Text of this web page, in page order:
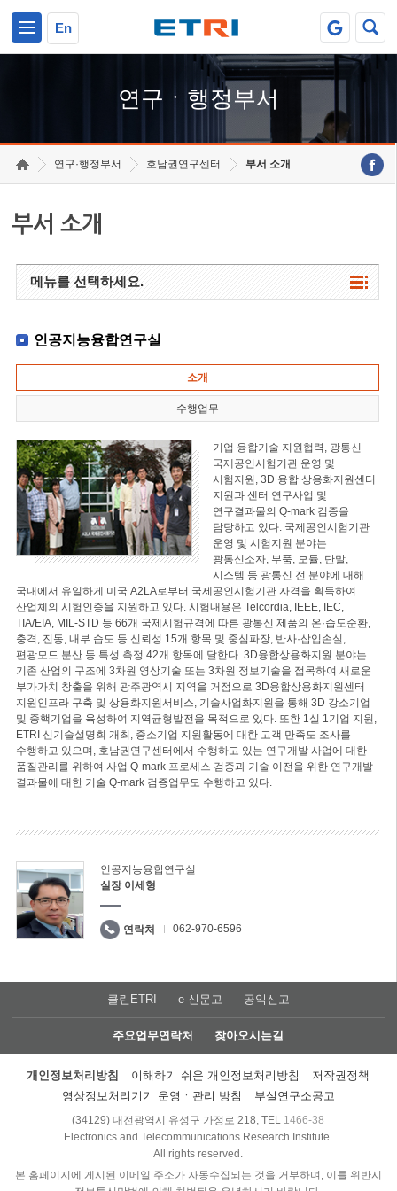
En
연구ㆍ행정부서
연구·행정부서 호남권연구센터 부서 소개
부서 소개
메뉴를 선택하세요.
인공지능융합연구실
소개
수행업무
기업 융합기술 지원협력, 광통신
국제공인시험기관 운영 및
시험지원, 3D 융합 상용화지원센터
지원과 센터 연구사업 및
연구결과물의 Q-mark 검증을
담당하고 있다. 국제공인시험기관
운영 및 시험지원 분야는
광통신소자, 부품, 모듈, 단말,
시스템 등 광통신 전 분야에 대해
국내에서 유일하게 미국 A2LA로부터 국제공인시험기관 자격을 획득하여
산업체의 시험인증을 지원하고 있다. 시험내용은 Telcordia, IEEE, IEC,
TIA/EIA, MIL-STD 등 66개 국제시험규격에 따른 광통신 제품의 온·습도순환,
충격, 진동, 내부 습도 등 신뢰성 15개 항목 및 중심파장, 반사·삽입손실,
편광모드 분산 등 특성 측정 42개 항목에 달한다. 3D융합상용화지원 분야는
기존 산업의 구조에 3차원 영상기술 또는 3차원 정보기술을 접목하여 새로운
부가가치 창출을 위해 광주광역시 지역을 거점으로 3D융합상용화지원센터
지원인프라 구축 및 상용화지원서비스, 기술사업화지원을 통해 3D 강소기업
및 중핵기업을 육성하여 지역균형발전을 목적으로 있다. 또한 1실 1기업 지원,
ETRI 신기술설명회 개최, 중소기업 지원활동에 대한 고객 만족도 조사를
수행하고 있으며, 호남권연구센터에서 수행하고 있는 연구개발 사업에 대한
품질관리를 위하여 사업 Q-mark 프로세스 검증과 기술 이전을 위한 연구개발
결과물에 대한 기술 Q-mark 검증업무도 수행하고 있다.
인공지능융합연구실
실장 이세형
연락처 062-970-6596
클린ETRI e-신문고 공익신고
주요업무연락처 찾아오시는길
개인정보처리방침 이해하기 쉬운 개인정보처리방침
저작권정책
영상정보처리기기 운영ㆍ관리 방침
부설연구소공고
(34129) 대전광역시 유성구 가정로 218, TEL 1466-38
Electronics and Telecommunications Research Institute.
All rights reserved.
본 홈페이지에 게시된 이메일 주소가 자동수집되는 것을 거부하며, 이를 위반시